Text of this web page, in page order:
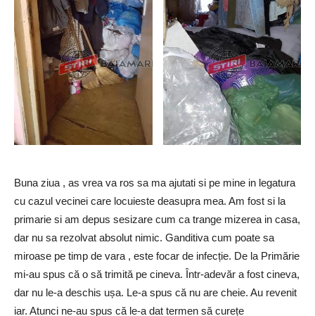
Buna ziua , as vrea va ros sa ma ajutati si pe mine in legatura
cu cazul vecinei care locuieste deasupra mea. Am fost si la
primarie si am depus sesizare cum ca trange mizerea in casa,
dar nu sa rezolvat absolut nimic. Ganditiva cum poate sa
miroase pe timp de vara , este focar de infecție. De la Primărie
mi-au spus că o să trimită pe cineva. Într-adevăr a fost cineva,
dar nu le-a deschis ușa. Le-a spus că nu are cheie. Au revenit
iar. Atunci ne-au spus că le-a dat termen să curețe